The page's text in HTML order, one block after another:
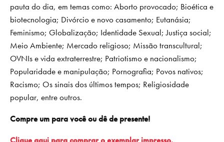
pauta do dia, em temas como: Aborto provocado; Bioética e
biotecnologia; Divórcio e novo casamento; Eutanásia;
Feminismo; Globalização; Identidade Sexual; Justiça social;
Meio Ambiente; Mercado religioso; Missão transcultural;
OVNIs e vida extraterrestre; Patriotismo e nacionalismo;
Popularidade e manipulação; Pornografia; Povos nativos;
Racismo; Os sinais dos últimos tempos; Religiosidade
popular, entre outros.
Compre um para você ou dê de presente!